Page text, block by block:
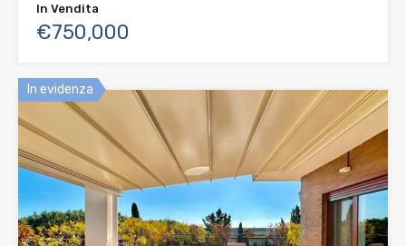
In Vendita
€750,000
In evidenza